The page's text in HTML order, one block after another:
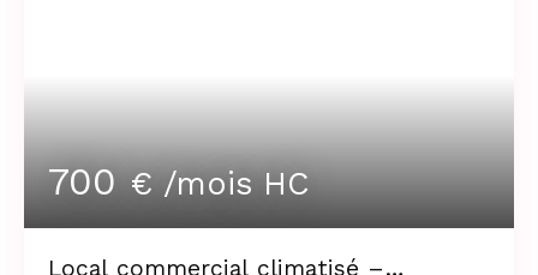
700€ /mois HC
Local commercial climatisé –